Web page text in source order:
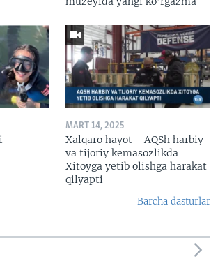
MART 14, 2025
Xalqaro hayot - AQSh harbiy
va tijoriy kemasozlikda
Xitoyga yetib olishga harakat
qilyapti
Barcha dasturlar